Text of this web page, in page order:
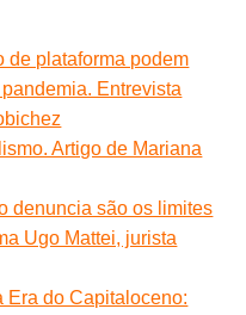
de plataforma podem
Entrevista
Artigo de Mariana
denuncia são os limites
Ugo Mattei, jurista
Era do Capitaloceno: